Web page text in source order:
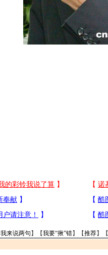
我来说两句 】【我要“揪”错】【推荐】